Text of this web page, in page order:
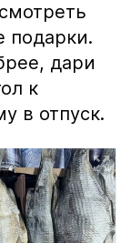
подарки.
дари
к
в отпуск.